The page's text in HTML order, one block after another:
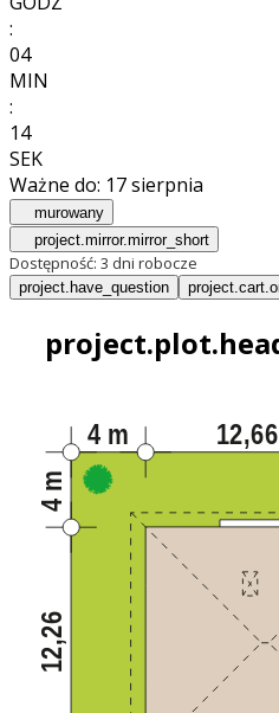
:
04
MIN
:
12
SEK
Ważne do: 17 sierpnia
murowany
project.mirror.mirror_short
Dostępność: 3 dni robocze
project.have_question